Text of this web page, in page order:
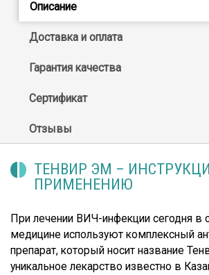
Описание
Доставка и оплата
Гарантия качества
Сертификат
Отзывы
ТЕНВИР ЭМ –
ПРИМЕНЕНИЮ
При лечении ВИЧ-инфекции сегодня в
медицине используют комплексный
препарат, который носит название
уникальное лекарство известно в